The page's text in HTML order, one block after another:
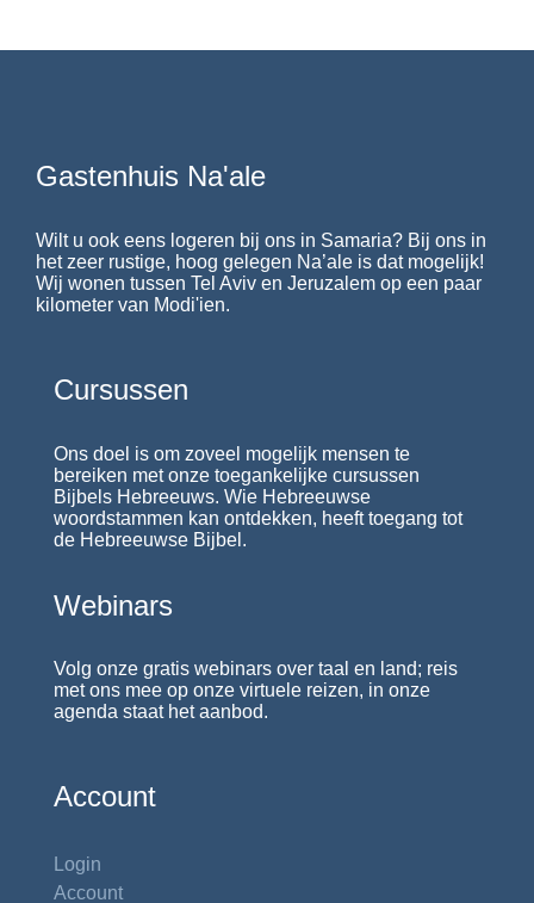
Gastenhuis Na'ale
Wilt u ook eens logeren bij ons in Samaria? Bij ons in
het zeer rustige, hoog gelegen Na’ale is dat mogelijk!
Wij wonen tussen Tel Aviv en Jeruzalem op een paar
kilometer van Modi'ien.
Cursussen
Ons doel is om zoveel mogelijk mensen te
bereiken met onze toegankelijke cursussen
Bijbels Hebreeuws. Wie Hebreeuwse
woordstammen kan ontdekken, heeft toegang tot
de Hebreeuwse Bijbel.
Webinars
Volg onze gratis webinars over taal en land; reis
met ons mee op onze virtuele reizen, in onze
agenda staat het aanbod.
Account
Login
Account